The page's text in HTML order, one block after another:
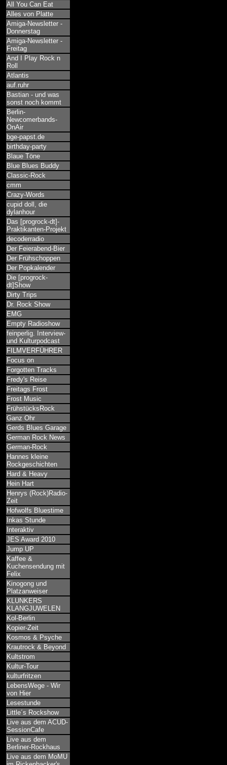
All You Can Eat
Alles von Platte
Amiga-Newsletter -
Donnerstag
Amiga-Newsletter -
Freitag
And I Play Rock n
Roll
Atlantis
auf.ruhr
Bastian - und was
sonst noch kommt
Berlin-
Newcomerbands-
OnAir
bge-papst.de
birthday-party
Blaue Töne
Blue Blues Buddy
Classic-Rock
cmm
Crazy-Words
cupid doll, die
dylanhour
Das [progrock-dt]-
Praktikanten-Projekt
decoderradio
Der Feierabend-Bier
Der Frühschoppen
Der Popkalender
Die [progrock-
dt]Show
Dirty Trips
Dr. Rock Show
EMG
Empty Radioshow
feinperlig. Interview-
und Kulturpodcast
FILMVERFÜHRER
Focus on
Forgotten Tracks
Fredy's Reise
Freitags Frost
Frost Music
FrühstücksRock
Ganz Ohr
Gerds Blues Garage
German Rock News
German-Rock
Hannes kleine
Rockgeschichten
Hard & Heavy
Hein Hart
Henrys (Rock)Radio-
Zeit
Hofwolfs Bluestime
Inkas Stunde
Interaktiv
JES Award 2010
Jump UP
Kaffee &
Kuchensendung mit
Felix
Kinogong und
Platzanweiser
KLUNKERS
KLANGJUWELEN
Kol-Berlin
Kopier-Zeit
Kosmos & Psyche
Krautrock & Beyond
Kultstrom
Kultur-Tour
kulturfritzen
LebensWege - Wir
von Hier
Lesestunde
Little´s Rockshow
Live aus dem ACUD-
SessionCafe
Live aus dem
Berliner-Rockhaus
Live aus dem MoMU